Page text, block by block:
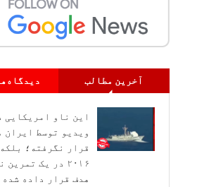
آخرین مطالب
این ناو امریکایی
ویدیو توسط ایران
قرار نگرفته؛
۲۰۱۶ در یک
هدف قرار داده شده